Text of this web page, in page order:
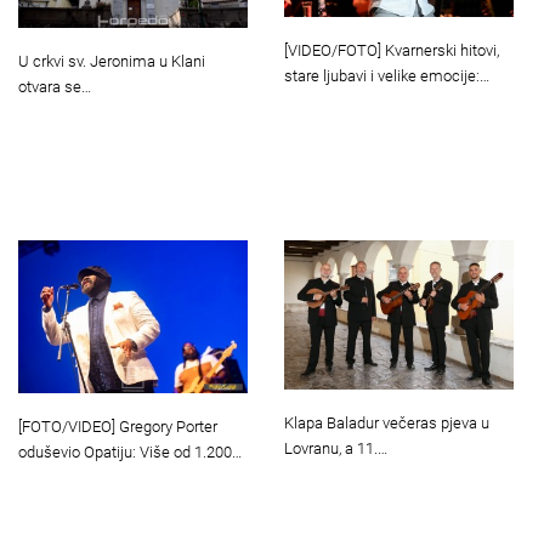
U crkvi sv. Jeronima u Klani
otvara se…
[VIDEO/FOTO] Kvarnerski hitovi,
stare ljubavi i velike emocije:…
[FOTO/VIDEO] Gregory Porter
oduševio Opatiju: Više od 1.200…
Klapa Baladur večeras pjeva u
Lovranu, a 11.…